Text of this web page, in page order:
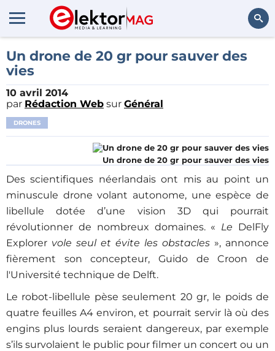
Rechercher
Un drone de 20 gr pour sauver des
vies
10 avril 2014
par Rédaction Web sur Général
DRONES
Un drone de 20 gr pour sauver des vies
Des scientifiques néerlandais ont mis au point un
minuscule drone volant autonome, une espèce de
libellule dotée d’une vision 3D qui pourrait
révolutionner de nombreux domaines. « Le DelFly
Explorer vole seul et évite les obstacles », annonce
fièrement son concepteur, Guido de Croon de
l'Université technique de Delft.
Le robot-libellule pèse seulement 20 gr, le poids de
quatre feuilles A4 environ, et pourrait servir là où des
engins plus lourds seraient dangereux, par exemple
s’ils survolaient le public pour filmer un concert ou un